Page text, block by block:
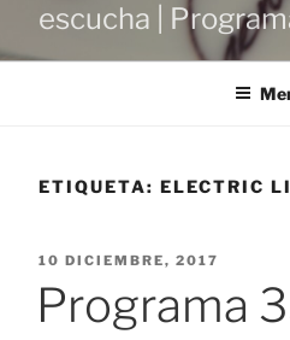
escucha |
ETIQUETA: ELECTRIC
PUBLICADO
10 DICIEMBRE, 2017
Programa